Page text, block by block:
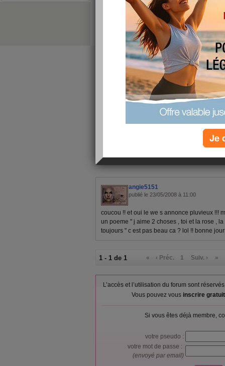
salut les girls,1 bonne journee tres
baisse et tres mauvais pour le wekend
petits poeme que mon petit va recite à sa
vous me direz ce que vos enfants ont fait pour
une bonne journee ,bon courage pour celles
1 - 1 de 1 « ‹ Préc. 1 Suiv. › »
angie5151
publié le 23/05/2008 à 11:00
coucou !! et oui le we s annonce pluvieux !!!
un poeme " j aime 2 choses , toi et la rose ,
toujours " c est pas beau ca ? lol !! bonne
1 - 1 de 1 « ‹ Préc. 1 Suiv. › »
L’accès et l’utilisation du forum sont
Vous pouvez vous inscrire
Si vous êtes déjà membre,
votre pseudo :
votre mot de passe :
(envoyé par email)
Je